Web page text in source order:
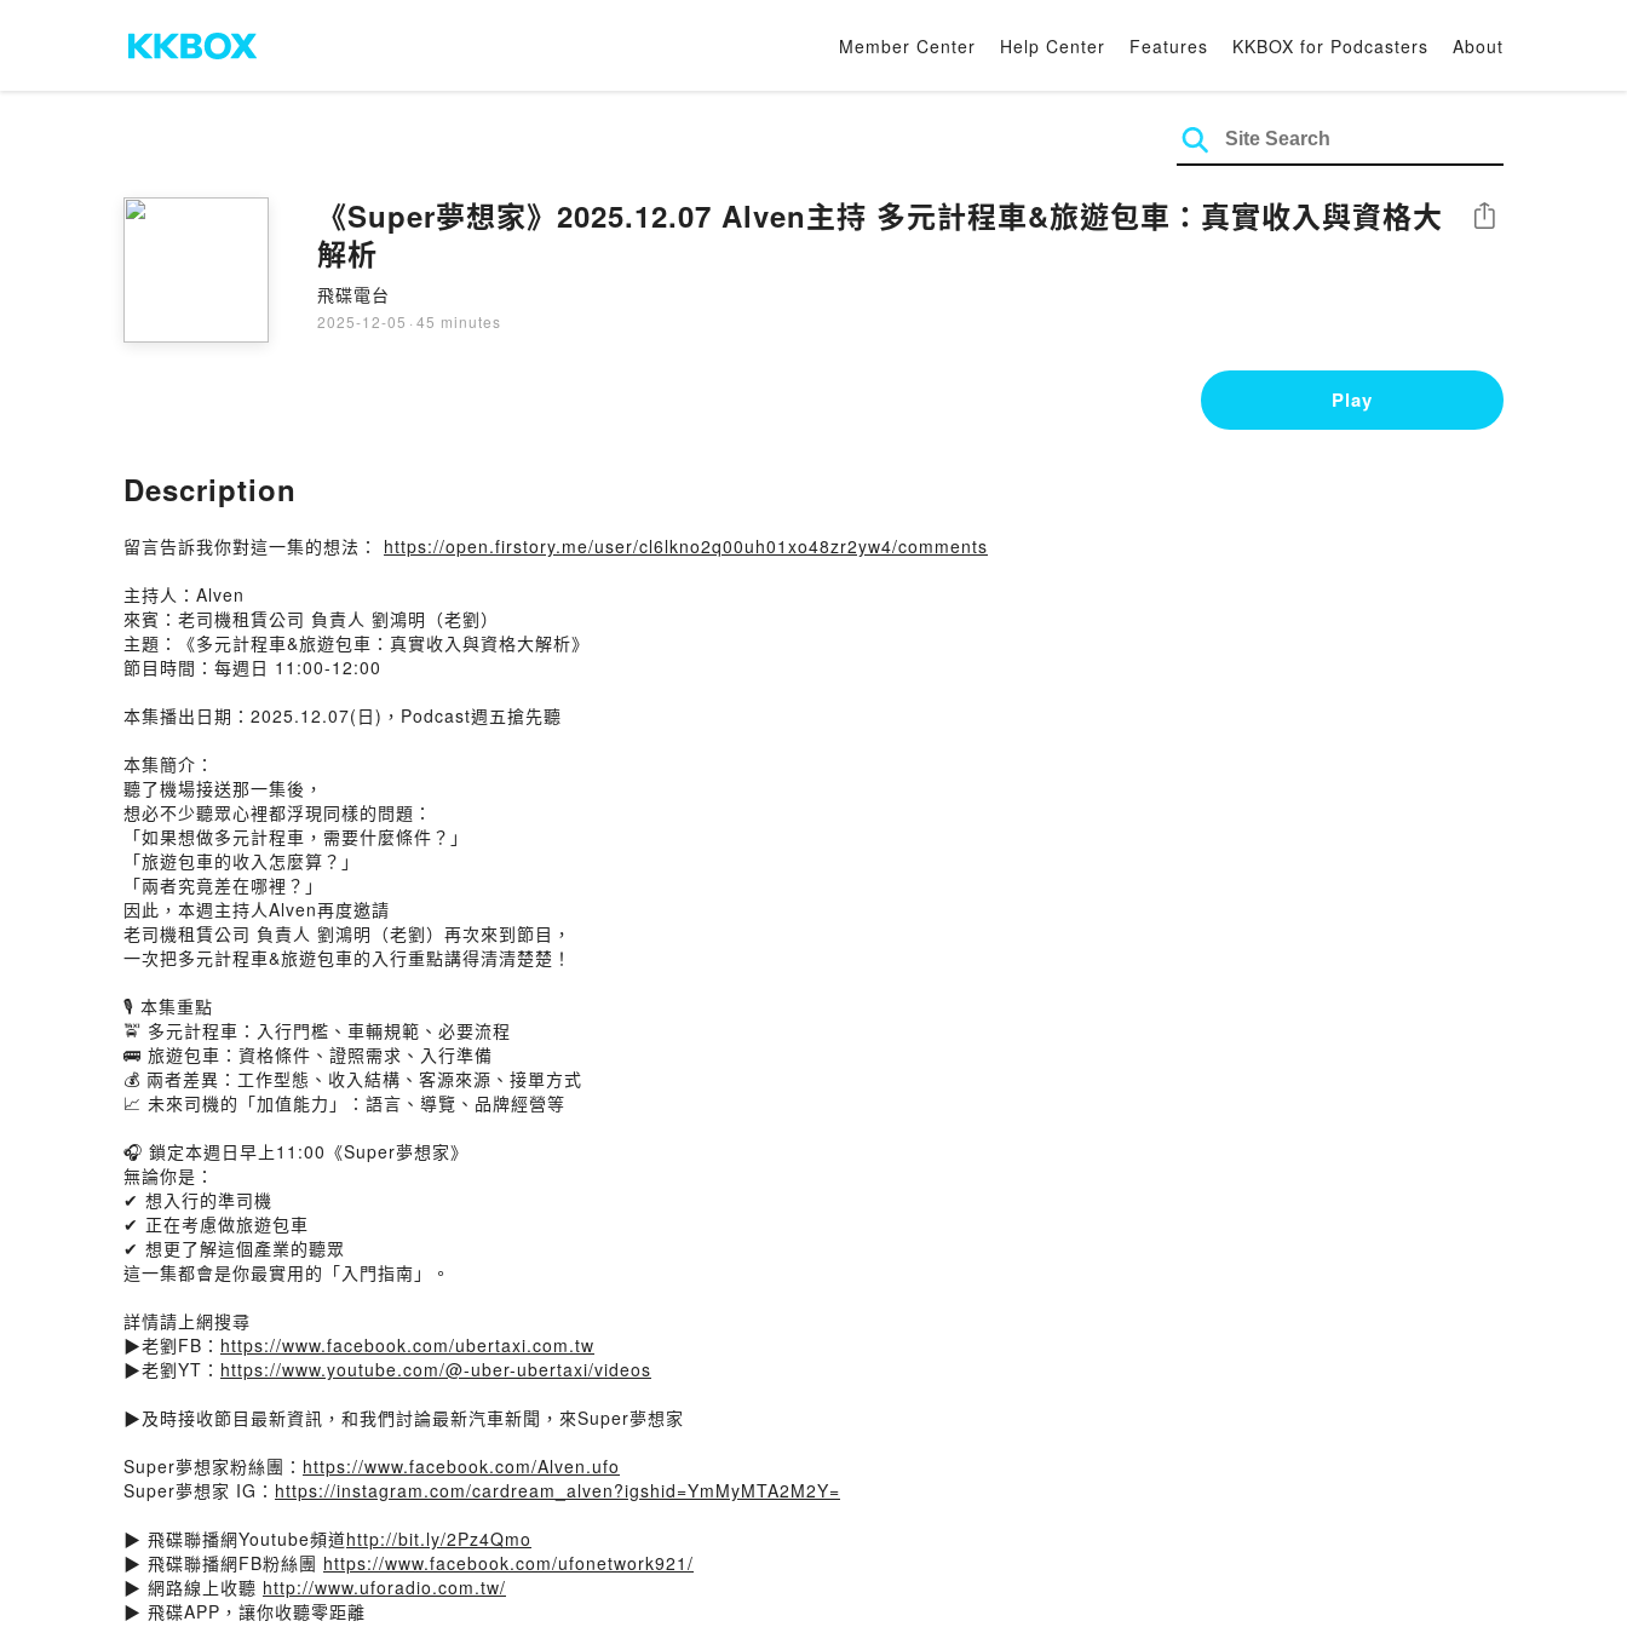
Member Center Help Center Features KKBOX for Podcasters About
《Super夢想家》2025.12.07 Alven主持 多元計程車&旅遊包車：真實收入與資格大
解析
飛碟電台
2025-12-05 · 45 minutes
Share
Play
Description
留言告訴我你對這一集的想法： https://open.firstory.me/user/cl6lkno2q00uh01xo48zr2yw4/comments
主持人：Alven
來賓：老司機租賃公司 負責人 劉鴻明（老劉）
主題：《多元計程車&旅遊包車：真實收入與資格大解析》
節目時間：每週日 11:00-12:00
本集播出日期：2025.12.07(日)，Podcast週五搶先聽
本集簡介：
聽了機場接送那一集後，
想必不少聽眾心裡都浮現同樣的問題：
「如果想做多元計程車，需要什麼條件？」
「旅遊包車的收入怎麼算？」
「兩者究竟差在哪裡？」
因此，本週主持人Alven再度邀請
老司機租賃公司 負責人 劉鴻明（老劉）再次來到節目，
一次把多元計程車&旅遊包車的入行重點講得清清楚楚！
🎙 本集重點
🚖 多元計程車：入行門檻、車輛規範、必要流程
🚌 旅遊包車：資格條件、證照需求、入行準備
💰 兩者差異：工作型態、收入結構、客源來源、接單方式
📈 未來司機的「加值能力」：語言、導覽、品牌經營等
🎧 鎖定本週日早上11:00《Super夢想家》
無論你是：
✔ 想入行的準司機
✔ 正在考慮做旅遊包車
✔ 想更了解這個產業的聽眾
這一集都會是你最實用的「入門指南」。
詳情請上網搜尋
▶老劉FB： https://www.facebook.com/ubertaxi.com.tw
▶老劉YT： https://www.youtube.com/@-uber-ubertaxi/videos
▶及時接收節目最新資訊，和我們討論最新汽車新聞，來Super夢想家
Super夢想家粉絲團： https://www.facebook.com/Alven.ufo
Super夢想家 IG： https://instagram.com/cardream_alven?igshid=YmMyMTA2M2Y=
▶ 飛碟聯播網Youtube頻道http://bit.ly/2Pz4Qmo
▶ 飛碟聯播網FB粉絲團 https://www.facebook.com/ufonetwork921/
▶ 網路線上收聽 http://www.uforadio.com.tw/
▶ 飛碟APP，讓你收聽零距離